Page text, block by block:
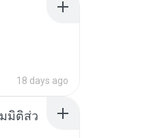
18 days ago
มิติส่ว